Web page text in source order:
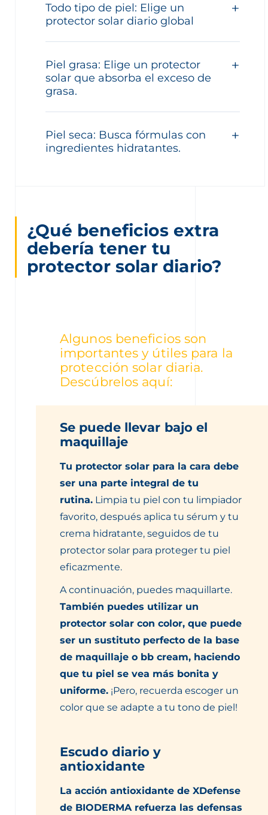
Todo tipo de piel: Elige un
protector solar diario global
Piel grasa: Elige un protector
solar que absorba el exceso de
grasa.
Piel seca: Busca fórmulas con
ingredientes hidratantes.
¿Qué beneficios extra
debería tener tu
protector solar diario?
Algunos beneficios son
importantes y útiles para la
protección solar diaria.
Descúbrelos aquí:
Se puede llevar bajo el
maquillaje
Tu protector solar para la cara debe
ser una parte integral de tu
rutina. Limpia tu piel con tu limpiador
favorito, después aplica tu sérum y tu
crema hidratante, seguidos de tu
protector solar para proteger tu piel
eficazmente.
A continuación, puedes maquillarte.
También puedes utilizar un
protector solar con color, que puede
ser un sustituto perfecto de la base
de maquillaje o bb cream, haciendo
que tu piel se vea más bonita y
uniforme. ¡Pero, recuerda escoger un
color que se adapte a tu tono de piel!
Escudo diario y
antioxidante
La acción antioxidante de XDefense
de BIODERMA refuerza las defensas